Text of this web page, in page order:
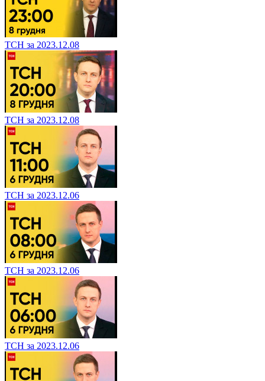
ТСН за 2023.12.08
ТСН за 2023.12.08
ТСН за 2023.12.06
ТСН за 2023.12.06
ТСН за 2023.12.06